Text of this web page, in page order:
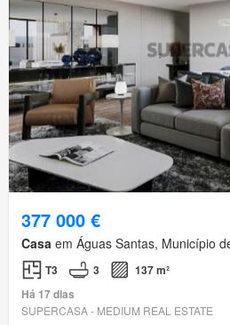
377 000 €
Casa em Águas Santas, Município
T3 3
137 m²
Há 17 dias
SUPERCASA - MEDIUM REAL ESTATE